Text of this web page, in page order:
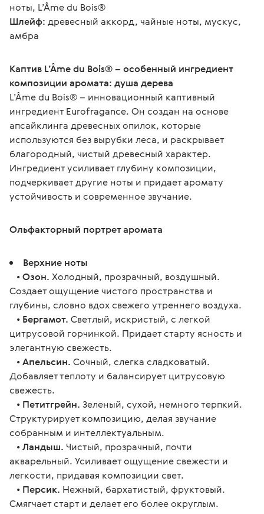
ноты, L’Âme du Bois®
Шлейф: древесный аккорд, чайные ноты, мускус,
амбра
Каптив L’Âme du Bois® – особенный ингредиент
композиции аромата: душа дерева
L’Âme du Bois® – инновационный каптивный
ингредиент Eurofragance. Он создан на основе
апсайклинга древесных опилок, которые
используются без вырубки леса, и раскрывает
благородный, чистый древесный характер.
Ингредиент усиливает глубину композиции,
подчеркивает другие ноты и придает аромату
устойчивость и современное звучание.
Ольфакторный портрет аромата
Верхние ноты
•Озон. Холодный, прозрачный, воздушный.
Создает ощущение чистого пространства и
глубины, словно вдох свежего утреннего воздуха.
• Бергамот. Светлый, искристый, с легкой
цитрусовой горчинкой. Придает старту ясность и
элегантную свежесть.
•Апельсин. Сочный, слегка сладковатый.
Добавляет теплоту и балансирует цитрусовую
свежесть.
• Петитгрейн. Зеленый, сухой, немного терпкий.
Структурирует композицию, делая звучание
собранным и интеллектуальным.
•Ландыш. Чистый, прозрачный, почти
акварельный. Усиливает ощущение свежести и
легкости, придавая композиции свет.
• Персик. Нежный, бархатистый, фруктовый.
Смягчает старт и делает его более округлым.